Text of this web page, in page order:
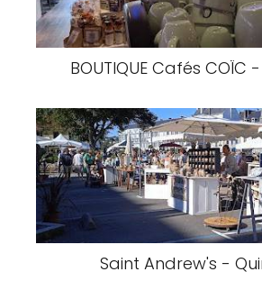
BOUTIQUE Cafés COÏC
Saint Andrew's -